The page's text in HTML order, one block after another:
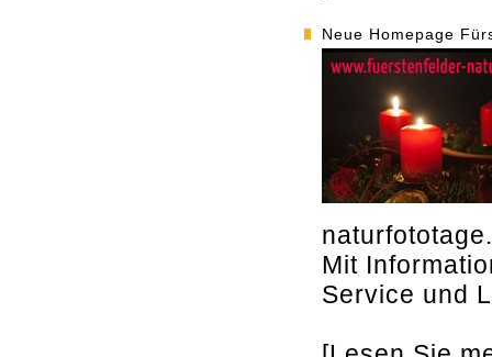
Neue Homepage
Mit
Service und